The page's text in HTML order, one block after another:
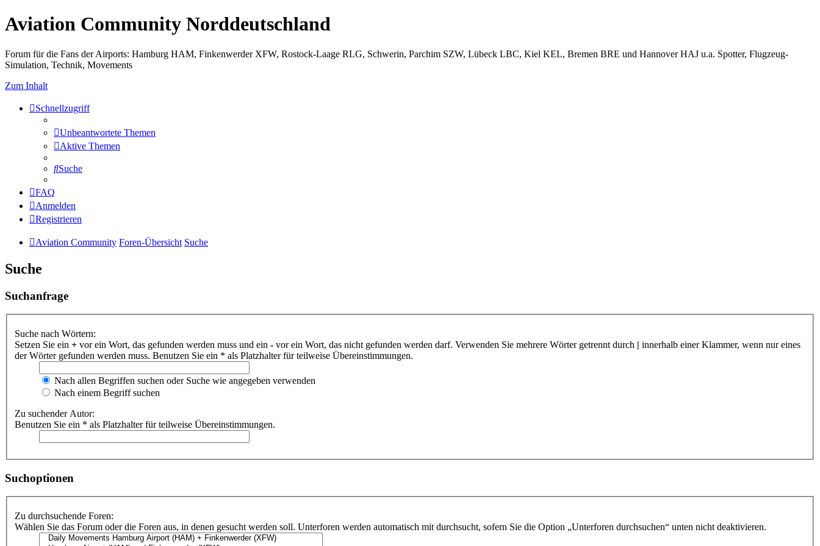
Aviation Community Norddeutschland
Forum für die Fans der Airports: Hamburg HAM, Finkenwerder XFW, Rostock-Laage RLG, Schwerin, Parchim SZW, Lübeck LBC, Kiel KEL, Bremen BRE und Hannover HAJ u.a. Spotter, Flugzeug-
Simulation, Technik, Movements
Zum Inhalt
Schnellzugriff
Unbeantwortete Themen
Aktive Themen
Suche
FAQ
Anmelden
Registrieren
Aviation Community Foren-Übersicht Suche
Suche
Suchanfrage
Suche nach Wörtern:
Setzen Sie ein + vor ein Wort, das gefunden werden muss und ein - vor ein Wort, das nicht gefunden werden darf. Verwenden Sie mehrere Wörter getrennt durch | innerhalb einer Klammer, wenn nur eines
der Wörter gefunden werden muss. Benutzen Sie ein * als Platzhalter für teilweise Übereinstimmungen.
Nach allen Begriffen suchen oder Suche wie angegeben verwenden
Nach einem Begriff suchen
Zu suchender Autor:
Benutzen Sie ein * als Platzhalter für teilweise Übereinstimmungen.
Suchoptionen
Zu durchsuchende Foren:
Wählen Sie das Forum oder die Foren aus, in denen gesucht werden soll. Unterforen werden automatisch mit durchsucht, sofern Sie die Option „Unterforen durchsuchen“ unten nicht deaktivieren.